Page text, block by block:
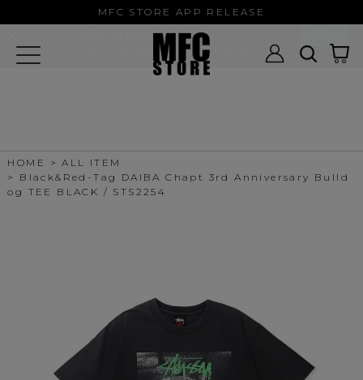
MFC STORE APP RELEASE
HOME
ALL ITEM
Black&Red-Tag DAIBA Chapt 3rd Anniversary Bulld
og TEE BLACK / STS2254
MFC STORE
MFC STORE/EXAMPLE 公式アプリ -
Google Play